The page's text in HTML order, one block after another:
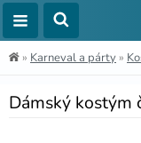
» Karneval a párty »
Dámský kostým